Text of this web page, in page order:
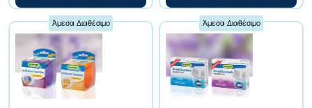
Άμεσα Διαθέσιμο Άμεσα Διαθέσιμο